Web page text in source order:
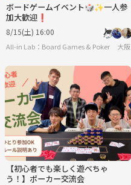
ボードゲームイベント🎲✨一人参
加大歓迎❗️
8/15(土) 16:00
All-in Lab：Board Games & Poker 大阪
【初心者でも楽しく遊べちゃ
う！】ポーカー交流会